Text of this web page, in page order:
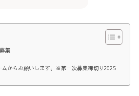
集
ムからお願いします。※第一次募集締切り2025